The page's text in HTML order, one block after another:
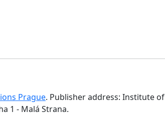
Prague. Publisher address: Institute of
1 - Malá Strana.